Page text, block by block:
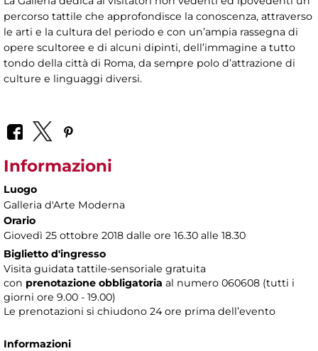
percorso tattile che approfondisce la conoscenza, attraverso
le arti e la cultura del periodo e con un’ampia rassegna di
opere scultoree e di alcuni dipinti, dell’immagine a tutto
tondo della città di Roma, da sempre polo d’attrazione di
culture e linguaggi diversi.
Informazioni
Luogo
Galleria d'Arte Moderna
Orario
Giovedì 25 ottobre 2018 dalle ore 16.30 alle 18.30
Biglietto d'ingresso
Visita guidata tattile-sensoriale gratuita
con prenotazione obbligatoria al numero 060608 (tutti i
giorni ore 9.00 - 19.00)
Le prenotazioni si chiudono 24 ore prima dell’evento
Informazioni